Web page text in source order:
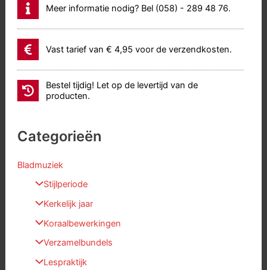
Meer informatie nodig? Bel (058) - 289 48 76.
Vast tarief van € 4,95 voor de verzendkosten.
Bestel tijdig! Let op de levertijd van de
producten.
Categorieën
Bladmuziek
Stijlperiode
Kerkelijk jaar
Koraalbewerkingen
Verzamelbundels
Lespraktijk